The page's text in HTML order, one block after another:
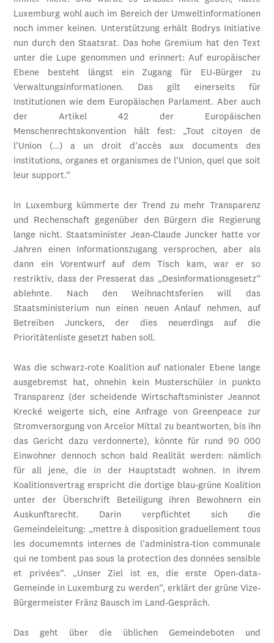
Luxemburg wohl auch im Bereich der Umweltinformationen
noch immer keinen. Unterstützung erhält Bodrys Initiative
nun durch den Staatsrat. Das hohe Gremium hat den Text
unter die Lupe genommen und erinnert: Auf europäischer
Ebene besteht längst ein Zugang für EU-Bürger zu
Verwaltungsinformationen. Das gilt einerseits für
Institutionen wie dem Europäischen Parlament. Aber auch
der Artikel 42 der Europäischen
Menschenrechtskonvention hält fest: „Tout citoyen de
l’Union (…) a un droit d’accès aux documents des
institutions, organes et organismes de l’Union, quel que soit
leur support.“
In Luxemburg kümmerte der Trend zu mehr Transparenz
und Rechenschaft gegenüber den Bürgern die Regierung
lange nicht. Staatsminister Jean-Claude Juncker hatte vor
Jahren einen Informationszugang versprochen, aber als
dann ein Vorentwurf auf dem Tisch kam, war er so
restriktiv, dass der Presserat das „Desinformationsgesetz“
ablehnte. Nach den Weihnachtsferien will das
Staatsministerium nun einen neuen Anlauf nehmen, auf
Betreiben Junckers, der dies neuerdings auf die
Prioritätenliste gesetzt haben soll.
Was die schwarz-rote Koalition auf nationaler Ebene lange
ausgebremst hat, ohnehin kein Musterschüler in punkto
Transparenz (der scheidende Wirtschaftsminister Jeannot
Krecké weigerte sich, eine Anfrage von Greenpeace zur
Stromversorgung von Arcelor Mittal zu beantworten, bis ihn
das Gericht dazu verdonnerte), könnte für rund 90 000
Einwohner dennoch schon bald Realität werden: nämlich
für all jene, die in der Hauptstadt wohnen. In ihrem
Koalitionsvertrag erspricht die dortige blau-grüne Koalition
unter der Überschrift Beteiligung ihren Bewohnern ein
Auskunftsrecht. Darin verpflichtet sich die
Gemeindeleitung: „mettre à disposition graduellement tous
les documemnts internes de l’administra-tion communale
qui ne tombent pas sous la protection des données sensible
et privées“. „Unser Ziel ist es, die erste Open-data-
Gemeinde in Luxemburg zu werden“, erklärt der grüne Vize-
Bürgermeister Fränz Bausch im Land-Gespräch.
Das geht über die üblichen Gemeindeboten und